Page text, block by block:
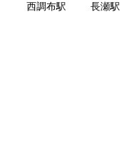
西調布駅
長瀬駅